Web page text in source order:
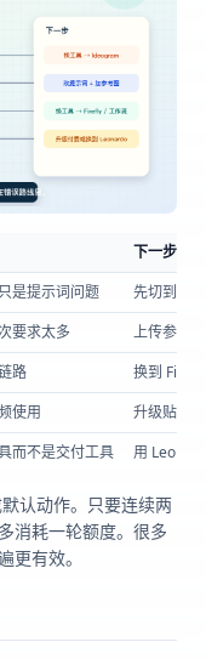
下一步
是提示词问题
先切到
要求太多
上传参考
路
换到
使用
升级贴近
而不是交付工具 用
认动作。只要连续两
消耗一轮额度。很多
更有效。